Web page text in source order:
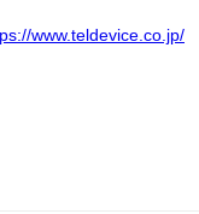
www.teldevice.co.jp/